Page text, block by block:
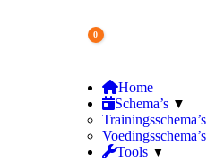
Winkelwagen
0
€
Home
Schema’s
Trainingsschema’s
Voedingsschema’s
Tools